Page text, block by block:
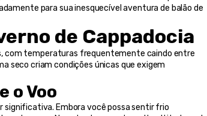
para sua inesquecível aventura de balão de
de Cappadocia
com temperaturas frequentemente caindo entre
seco criam condições únicas que exigem
o Voo
significativa. Embora você possa sentir frio